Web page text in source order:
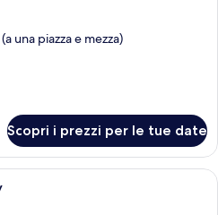
una piazza e mezza)
Scopri i prezzi per le tue date
Camera d'albergo con un letto